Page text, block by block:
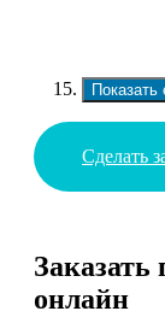
Сделать
Заказать
онлайн